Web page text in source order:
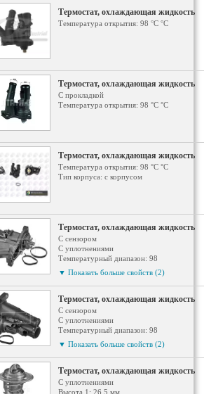
Термостат, охлаждающая жидкость
Температура открытия: 98 °С °C
Термостат, охлаждающая жидкость
С прокладкой
Температура открытия: 98 °С °C
Термостат, охлаждающая жидкость
Температура открытия: 98 °С °C
Тип корпуса: с корпусом
Термостат, охлаждающая жидкость
С сензором
С уплотнениями
Температурный диапазон: 98
Материал корпуса: полимерный материал
Тип корпуса: с корпусом
▼ Показать больше свойств (2)
Термостат, охлаждающая жидкость
С сензором
С уплотнениями
Температурный диапазон: 98
Материал корпуса: полимерный материал
Тип корпуса: с корпусом
▼ Показать больше свойств (2)
Термостат, охлаждающая жидкость
С уплотнениями
Высота 1: 26.5 мм